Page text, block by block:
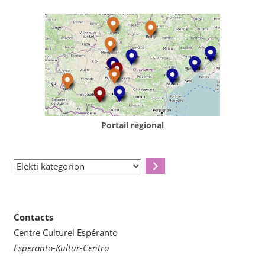
Portail régional
Elekti
Contacts
Centre Culturel Espéranto
Esperanto-Kultur-Centro